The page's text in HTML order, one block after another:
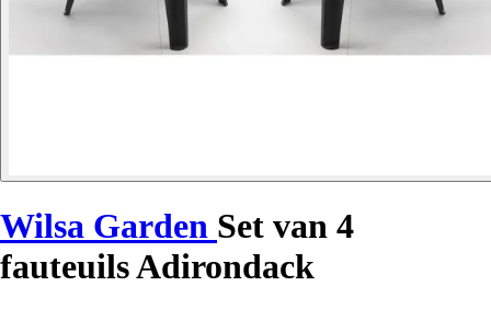
Wilsa Garden Set van 4
fauteuils Adirondack